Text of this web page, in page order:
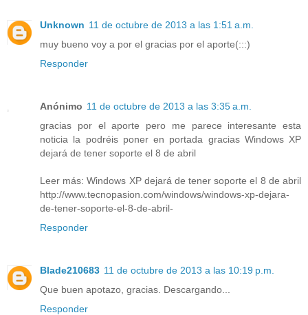
Unknown 11 de octubre de 2013 a las 1:51 a.m.
muy bueno voy a por el gracias por el aporte(:::)
Responder
Anónimo 11 de octubre de 2013 a las 3:35 a.m.
gracias por el aporte pero me parece interesante esta
noticia la podréis poner en portada gracias Windows XP
dejará de tener soporte el 8 de abril
Leer más: Windows XP dejará de tener soporte el 8 de abril
http://www.tecnopasion.com/windows/windows-xp-dejara-
de-tener-soporte-el-8-de-abril-
Responder
Blade210683 11 de octubre de 2013 a las 10:19 p.m.
Que buen apotazo, gracias. Descargando...
Responder